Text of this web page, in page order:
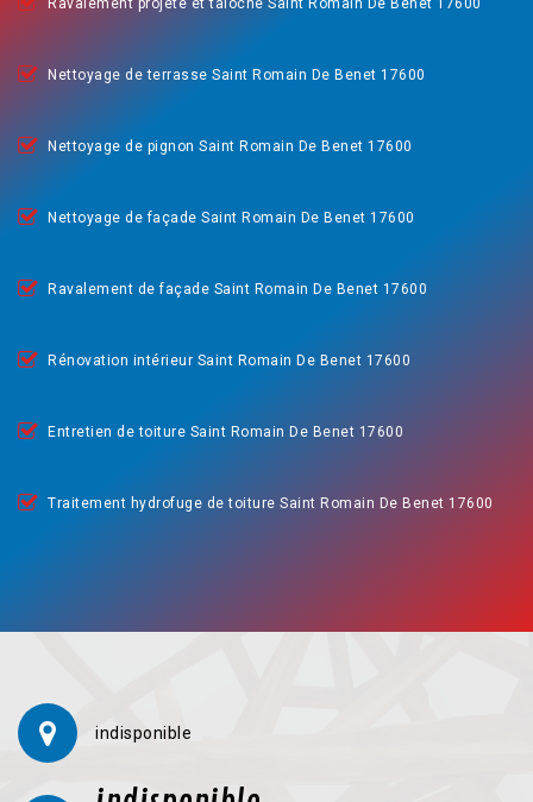
Ravalement projeté et taloché Saint Romain De Benet 17600
Nettoyage de terrasse Saint Romain De Benet 17600
Nettoyage de pignon Saint Romain De Benet 17600
Nettoyage de façade Saint Romain De Benet 17600
Ravalement de façade Saint Romain De Benet 17600
Rénovation intérieur Saint Romain De Benet 17600
Entretien de toiture Saint Romain De Benet 17600
Traitement hydrofuge de toiture Saint Romain De Benet 17600
indisponible